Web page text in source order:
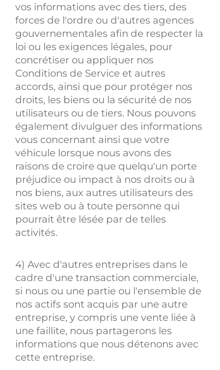
vos informations avec des tiers, des
forces de l'ordre ou d'autres agences
gouvernementales afin de respecter la
loi ou les exigences légales, pour
concrétiser ou appliquer nos
Conditions de Service et autres
accords, ainsi que pour protéger nos
droits, les biens ou la sécurité de nos
utilisateurs ou de tiers. Nous pouvons
également divulguer des informations
vous concernant ainsi que votre
véhicule lorsque nous avons des
raisons de croire que quelqu'un porte
préjudice ou impact à nos droits ou à
nos biens, aux autres utilisateurs des
sites web ou à toute personne qui
pourrait être lésée par de telles
activités.
4) Avec d'autres entreprises dans le
cadre d'une transaction commerciale,
si nous ou une partie ou l'ensemble de
nos actifs sont acquis par une autre
entreprise, y compris une vente liée à
une faillite, nous partagerons les
informations que nous détenons avec
cette entreprise.